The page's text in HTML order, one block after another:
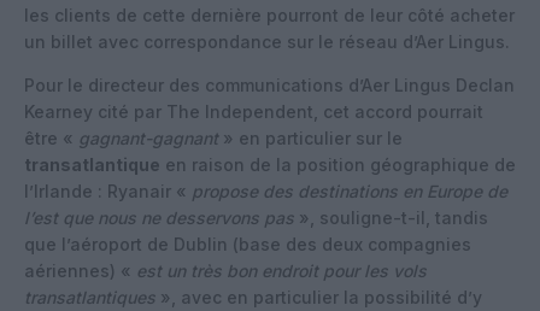
les clients de cette dernière pourront de leur côté acheter
un billet avec correspondance sur le réseau d’Aer Lingus.
Pour le directeur des communications d’Aer Lingus Declan
Kearney cité par The Independent, cet accord pourrait
être « gagnant-gagnant » en particulier sur le
transatlantique en raison de la position géographique de
l’Irlande : Ryanair « propose des destinations en Europe de
l’est que nous ne desservons pas », souligne-t-il, tandis
que l’aéroport de Dublin (base des deux compagnies
aériennes) « est un très bon endroit pour les vols
transatlantiques », avec en particulier la possibilité d’y